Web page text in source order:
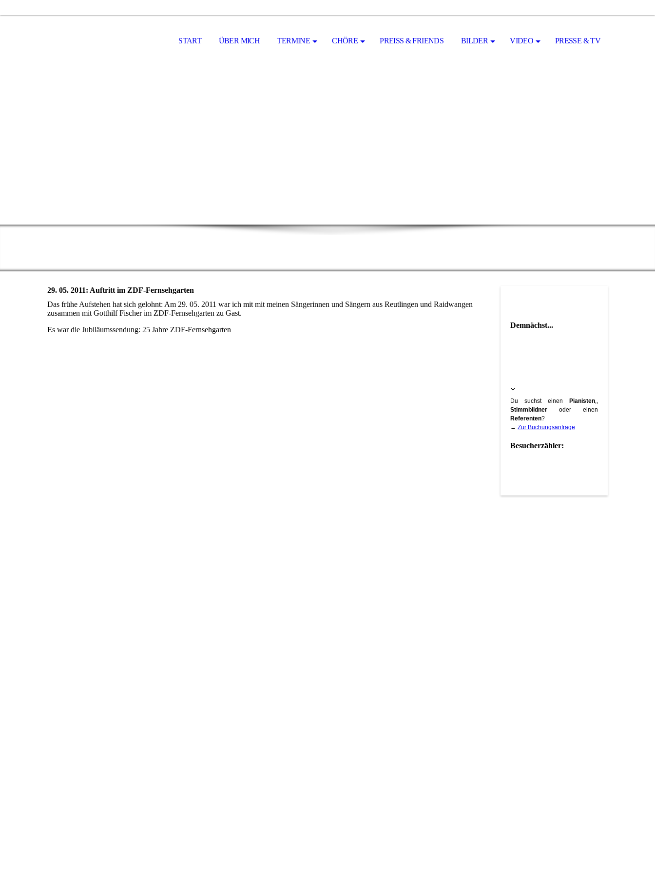
START ÜBER MICH TERMINE CHÖRE PREISS & FRIENDS BILDER VIDEO PRESSE & TV
29. 05. 2011: Auftritt im ZDF-Fernsehgarten
Das frühe Aufstehen hat sich gelohnt: Am 29. 05. 2011 war ich mit mit meinen Sängerinnen und Sängern aus Reutlingen und Raidwangen
zusammen mit Gotthilf Fischer im ZDF-Fernsehgarten zu Gast.
Es war die Jubiläumssendung: 25 Jahre ZDF-Fernsehgarten
Demnächst...
Du suchst einen Pianisten,,
Stimmbildner oder einen
Referenten?
→ Zur Buchungsanfrage
Besucherzähler: